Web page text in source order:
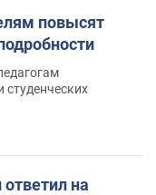
повысят
студенческих
на